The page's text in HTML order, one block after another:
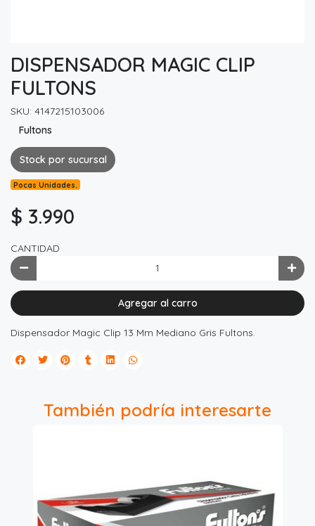
DISPENSADOR MAGIC CLIP
FULTONS
SKU: 4147215103006
Fultons
Stock por sucursal
Pocas Unidades.
$ 3.990
CANTIDAD
Agregar al carro
Dispensador Magic Clip 13 Mm Mediano Gris Fultons.
También podría interesarte